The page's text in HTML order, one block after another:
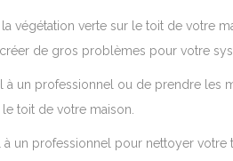
végétation verte sur le toit de votre
de gros problèmes pour votre
à un professionnel ou de prendre
toit de votre maison.
à un professionnel pour nettoyer